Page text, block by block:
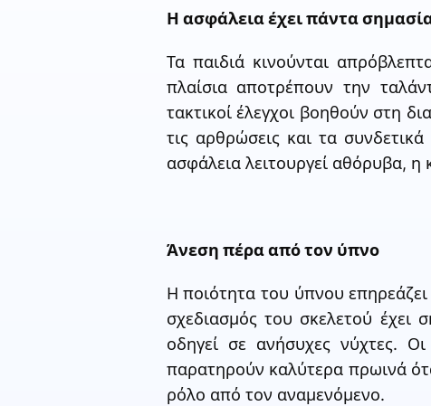
Η ασφάλεια έχει πάντα
Τα παιδιά κινούνται
πλαίσια αποτρέπουν την
τακτικοί έλεγχοι βοηθούν στη
τις αρθρώσεις και τα
ασφάλεια λειτουργεί αθόρυβα, η
Άνεση πέρα ​​από τον ύπνο
Η ποιότητα του ύπνου
σχεδιασμός του σκελετού
οδηγεί σε ανήσυχες νύχτες. Οι
παρατηρούν καλύτερα πρωινά
ρόλο από τον αναμενόμενο.